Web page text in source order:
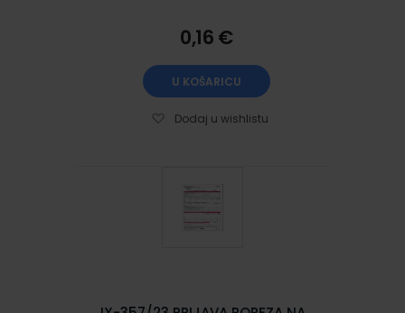
0,16 €
U KOŠARICU
Dodaj u wishlistu